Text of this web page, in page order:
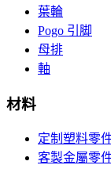
葉輪
Pogo 引脚
母排
軸
材料
定制塑料零
客製金屬零